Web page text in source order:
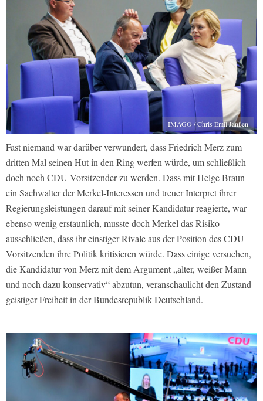
IMAGO / Chris Emil Janßen
Fast niemand war darüber verwundert, dass Friedrich Merz zum
dritten Mal seinen Hut in den Ring werfen würde, um schließlich
doch noch CDU-Vorsitzender zu werden. Dass mit Helge Braun
ein Sachwalter der Merkel-Interessen und treuer Interpret ihrer
Regierungsleistungen darauf mit seiner Kandidatur reagierte, war
ebenso wenig erstaunlich, musste doch Merkel das Risiko
ausschließen, dass ihr einstiger Rivale aus der Position des CDU-
Vorsitzenden ihre Politik kritisieren würde. Dass einige versuchen,
die Kandidatur von Merz mit dem Argument „alter, weißer Mann
und noch dazu konservativ“ abzutun, veranschaulicht den Zustand
geistiger Freiheit in der Bundesrepublik Deutschland.